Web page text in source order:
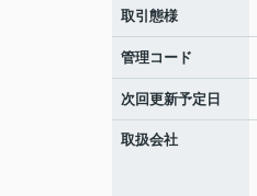
取引態様
管理コード
次回更新予定日
取扱会社